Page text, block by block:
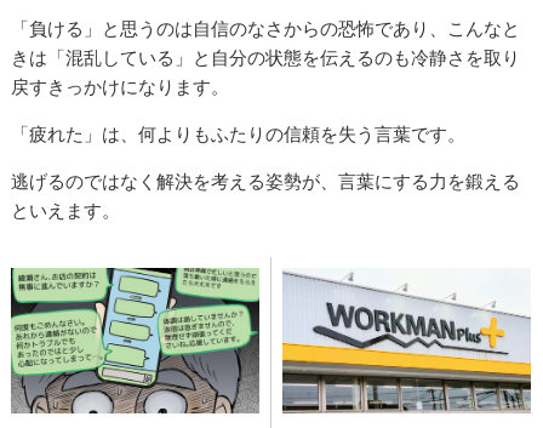
「負ける」と思うのは自信のなさからの恐怖であり、こんなと
きは「混乱している」と自分の状態を伝えるのも冷静さを取り
戻すきっかけになります。
「疲れた」は、何よりもふたりの信頼を失う言葉です。
逃げるのではなく解決を考える姿勢が、言葉にする力を鍛える
といえます。